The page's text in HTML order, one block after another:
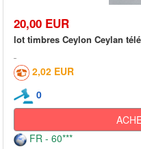
20,00 EUR
lot timbres Ceylon Ceylan
2,02 EUR
0
FR - 60***